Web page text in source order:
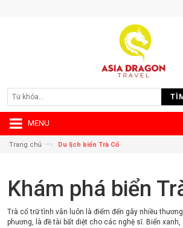
MENU
Trang chủ —› Du lịch biển Trà Cổ
Khám phá biển
Trà cổ trữ tình vẫn luôn là điểm đến gây nhiều
phương, là đề tài bất diệt cho các nghệ sĩ. Biển